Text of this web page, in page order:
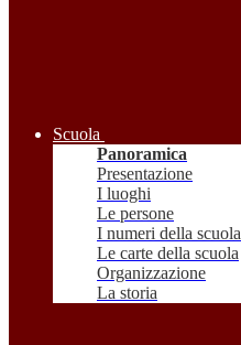
Scuola
Panoramica
Presentazione
I luoghi
Le persone
I numeri della scuola
Le carte della scuola
Organizzazione
La storia